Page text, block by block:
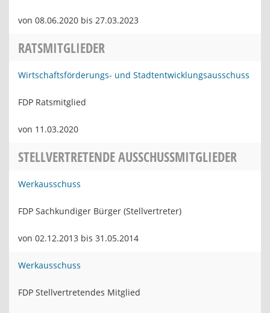
von 08.06.2020 bis 27.03.2023
RATSMITGLIEDER
Wirtschaftsförderungs- und Stadtentwicklungsausschuss
FDP Ratsmitglied
von 11.03.2020
STELLVERTRETENDE AUSSCHUSSMITGLIEDER
Werkausschuss
FDP Sachkundiger Bürger (Stellvertreter)
von 02.12.2013 bis 31.05.2014
Werkausschuss
FDP Stellvertretendes Mitglied